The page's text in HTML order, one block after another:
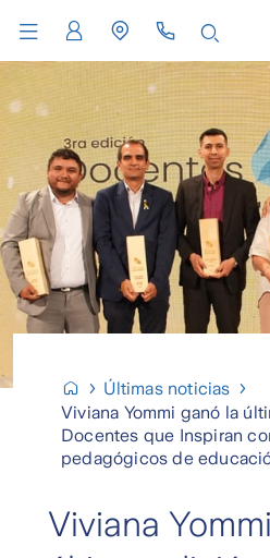
Últimas noticias
Viviana Yommi ganó la
Docentes que Inspiran
pedagógicos de
Viviana